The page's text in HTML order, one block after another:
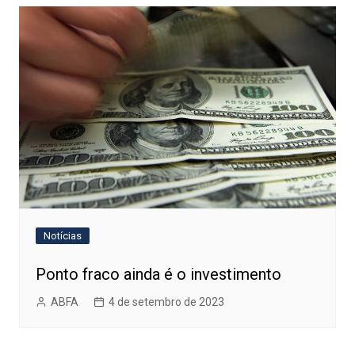
Notícias
Ponto fraco ainda é o investimento
ABFA 4 de setembro de 2023